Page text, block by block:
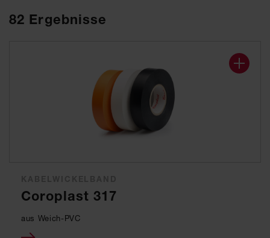
82 Ergebnisse
Coroplast 317
aus Weich-PVC